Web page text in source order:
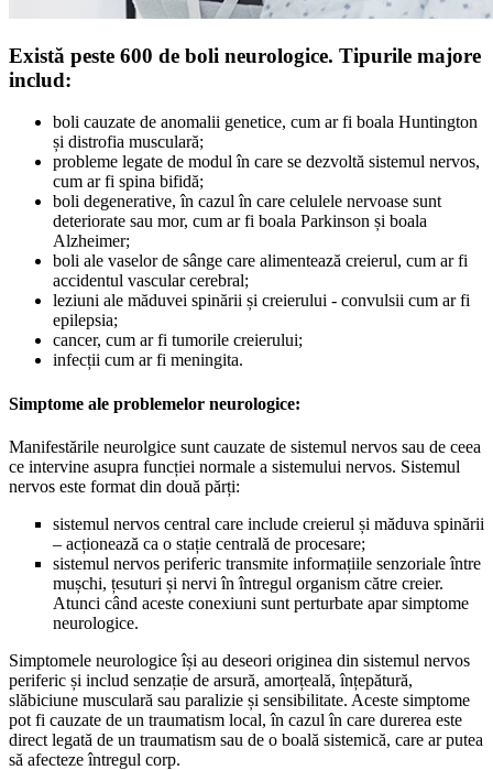
Există peste 600 de boli neurologice. Tipurile majore
includ:
boli cauzate de anomalii genetice, cum ar fi boala Huntington
și distrofia musculară;
probleme legate de modul în care se dezvoltă sistemul nervos,
cum ar fi spina bifidă;
boli degenerative, în cazul în care celulele nervoase sunt
deteriorate sau mor, cum ar fi boala Parkinson și boala
Alzheimer;
boli ale vaselor de sânge care alimentează creierul, cum ar fi
accidentul vascular cerebral;
leziuni ale măduvei spinării și creierului - convulsii cum ar fi
epilepsia;
cancer, cum ar fi tumorile creierului;
infecții cum ar fi meningita.
Simptome ale problemelor neurologice:
Manifestările neurolgice sunt cauzate de sistemul nervos sau de ceea
ce intervine asupra funcției normale a sistemului nervos. Sistemul
nervos este format din două părți:
sistemul nervos central care include creierul și măduva spinării
– acționează ca o stație centrală de procesare;
sistemul nervos periferic transmite informațiile senzoriale între
mușchi, țesuturi și nervi în întregul organism către creier.
Atunci când aceste conexiuni sunt perturbate apar simptome
neurologice.
Simptomele neurologice își au deseori originea din sistemul nervos
periferic și includ senzație de arsură, amorțeală, înțepătură,
slăbiciune musculară sau paralizie și sensibilitate. Aceste simptome
pot fi cauzate de un traumatism local, în cazul în care durerea este
direct legată de un traumatism sau de o boală sistemică, care ar putea
să afecteze întregul corp.